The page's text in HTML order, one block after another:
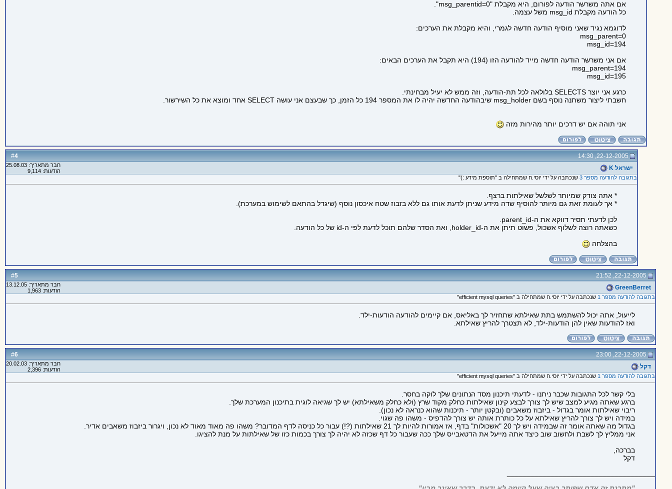
אם אתה משרשר הודעה לפורום, היא מקבלת "msg_parentid=0".
כל הודעה מקבלת msg_id משל עצמה.
לדוגמא נגיד שאני מוסיף הודעה חדשה לגמרי, והיא מקבלת את הערכים:
msg_parent=0
msg_id=194
אם אני משרשר הודעה חדשה מייד להודעה הזו (194) היא תקבל את הערכים הבאים:
msg_parent=194
msg_id=195
כרגע אני יוצר SELECTS בלולאה לכל תת-הודעה, וזה ממש לא יעיל מבחינתי.
חשבתי ליצור משתנה נוסף בשם msg_holder שיבהודעה החדשה יהיה לו את המספר 194 כל הזמן, כך שבעצם אני עושה SELECT אחד ומוצא את כל השירשור.
אני תוהה אם יש דרכים יותר מהירות מזה
#
4
22-12-2005, 14:30
ישראל K
חבר מתאריך: 25.08.03
הודעות: 9,114
בתגובה להודעה מספר 3
שנכתבה על ידי יוסי.ח שמתחילה ב "תוספת מידע :)"
* אתה צודק שמיותר לשלשל שאילתות ברצף.
* אך לעומת זאת גם מיותר להוסיף שדה מידע שניתן לדעת אותו גם ללא בזבוז שטח איכסון נוסף (שיגדל בהתאם לשימוש במערכת).
לכן לדעתי תסיר דווקא את ה-parent_id.
כשאתה רוצה לשלוף אשכול, פשוט תיתן את ה-holder_id, ואת הסדר שלהם תוכל לדעת לפי ה-id של כל הודעה.
בהצלחה
#
5
22-12-2005, 21:52
GreenBerret
חבר מתאריך: 13.12.05
הודעות: 1,963
בתגובה להודעה מספר 1
שנכתבה על ידי יוסי.ח שמתחילה ב "efficient mysql queries"
לייעול, אתה יכול להשתמש בתת שאילתא שתחזיר לך באליאס, אם קיימים להודעה הודעות-ילד.
ואז להודעות שאין להן הודעות-ילד, לא תצטרך להריץ שאילתא.
#
6
22-12-2005, 23:00
דקל
חבר מתאריך: 20.02.03
הודעות: 2,396
בתגובה להודעה מספר 1
שנכתבה על ידי יוסי.ח שמתחילה ב "efficient mysql queries"
בלי קשר לכל התגובות שכבר ניתנו - לדעתי תיכנון מסד הנתונים שלך לוקה בחסר.
ברגע שאתה מגיע למצב שיש לך צורך לבצע קינון שאילתות כחלק מקוד שרץ (ולא כחלק משאילתא) יש לך שגיאה לוגית בתיכנון המערכת שלך.
ריבוי שאילתות אומר בגדול - ביזבוז משאבים (ובקטן יותר - תיכנות שהוא כנראה לא נכון).
במידה ויש לך צורך להריץ שאילתא על כל כותרת אותה יש צורך להדפיס - משהו פה שגוי.
בגדול מה שאתה אומר זה שבמידה ויש לך 20 "אשכולות" בדף, אז אמורות להיות לך 21 שאילתות (?!) עבור כל כניסה לדף המדובר? משהו פה מאוד מאוד לא נכון, ויגרור ביזבוז משאבים אדיר.
אני ממליץ לך לשבת ולחשוב שוב כיצד אתה מייעל את הדטאבייס שלך ככה שעבור כל דף שכזה לא יהיה לך צורך בכמות כזו של שאילתות על מנת להציגו.
בברכה,
דקל